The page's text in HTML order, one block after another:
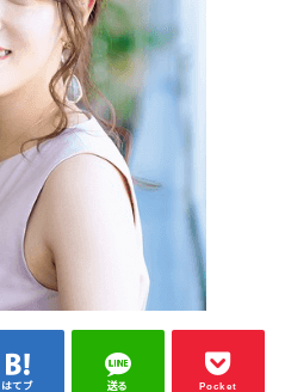
はてブ 送る Pocket